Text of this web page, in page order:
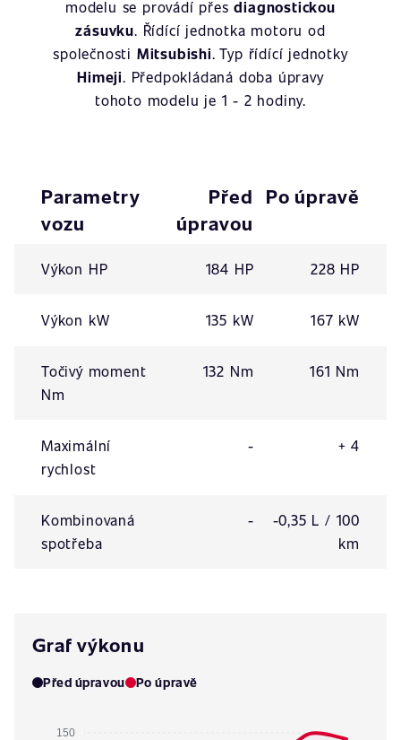
modelu se provádí přesdiagnostickou
zásuvku. Řídící jednotka motoru od
společnosti Mitsubishi. Typ řídící jednotky
Himeji. Předpokládaná doba úpravy
tohoto modelu je 1 - 2 hodiny.
Parametry
vozu
Před
úpravou
Po úpravě
Výkon HP 184 HP 228 HP
Výkon kW 135 kW 167 kW
Točivý moment
Nm
132 Nm 161 Nm
Maximální
rychlost
- + 4
Kombinovaná
spotřeba
-
-0,35 L / 100
km
Graf výkonu
Před úpravou Po úpravě
150